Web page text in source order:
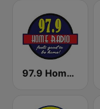
97.9 Home Radio